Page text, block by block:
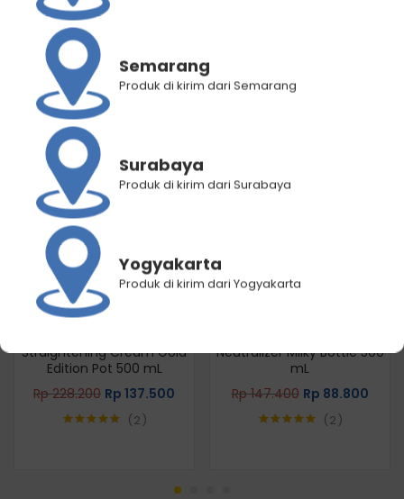
Penilaian Produk (2)
RELATED PRODUCTS
Straightening Cream Gold
Edition Pot 500 mL
Rp228.200 Rp 137.500
2
Neutralizer Milky Bottle 500
mL
Rp147.400 Rp 88.800
2
Semarang
Produk di kirim dari Semarang
Surabaya
Produk di kirim dari Surabaya
Yogyakarta
Produk di kirim dari Yogyakarta